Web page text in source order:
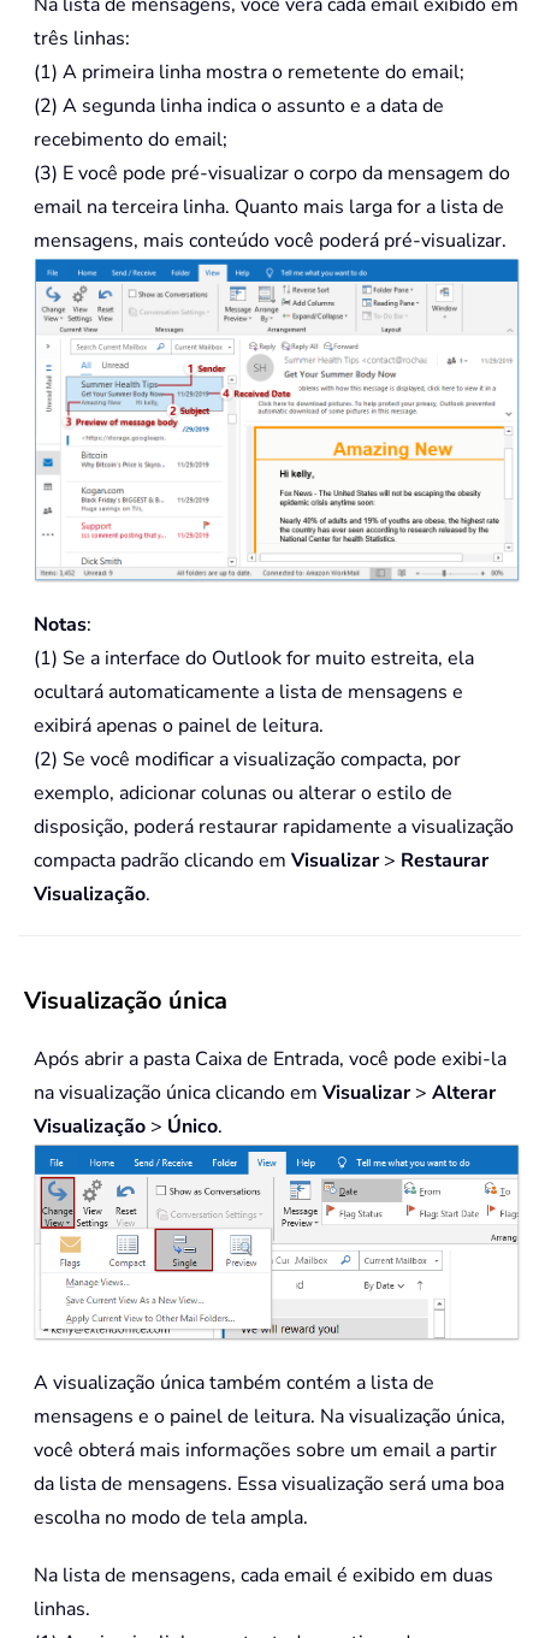
três linhas:
(1) A primeira linha mostra o remetente do email;
(2) A segunda linha indica o assunto e a data de
recebimento do email;
(3) E você pode pré-visualizar o corpo da mensagem do
email na terceira linha. Quanto mais larga for a lista de
mensagens, mais conteúdo você poderá pré-visualizar.
Notas:
(1) Se a interface do Outlook for muito estreita, ela
ocultará automaticamente a lista de mensagens e
exibirá apenas o painel de leitura.
(2) Se você modificar a visualização compacta, por
exemplo, adicionar colunas ou alterar o estilo de
disposição, poderá restaurar rapidamente a visualização
compacta padrão clicando em Visualizar> Restaurar
Visualização.
Visualização única
Após abrir a pasta Caixa de Entrada, você pode exibi-la
na visualização única clicando em Visualizar> Alterar
Visualização > Único.
A visualização única também contém a lista de
mensagens e o painel de leitura. Na visualização única,
você obterá mais informações sobre um email a partir
da lista de mensagens. Essa visualização será uma boa
escolha no modo de tela ampla.
Na lista de mensagens, cada email é exibido em duas
linhas.